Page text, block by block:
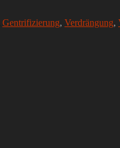
Gentrifizierung, Verdrängung,